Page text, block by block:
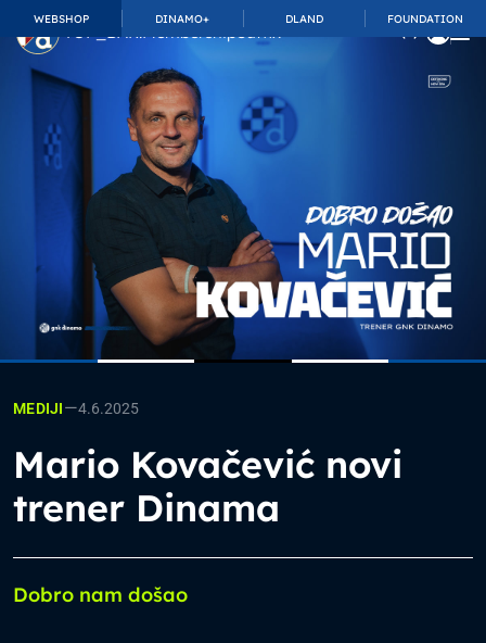
WEBSHOP DINAMO+ DLAND FOUNDATION
TOP_BAR.MembershipSuffix
MEDIJI—4.6.2025
Mario Kovačević novi
trener Dinama
Dobro nam došao